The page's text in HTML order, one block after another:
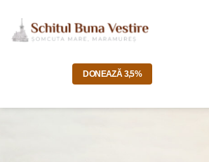
DONEAZĂ 3,5%